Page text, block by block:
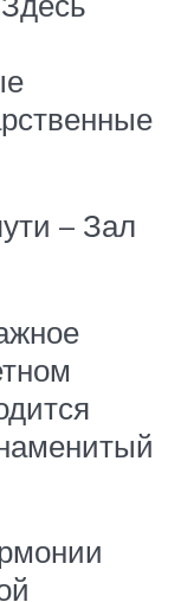
– Зал